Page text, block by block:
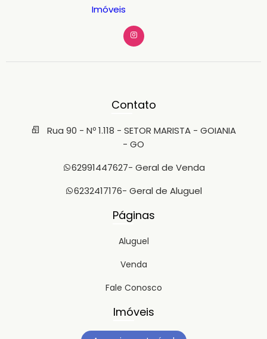
Contato
Rua 90 - Nº 1.118 - SETOR MARISTA - GOIANIA
- GO
62991447627- Geral de Venda
6232417176- Geral de Aluguel
Páginas
Aluguel
Venda
Fale Conosco
Imóveis